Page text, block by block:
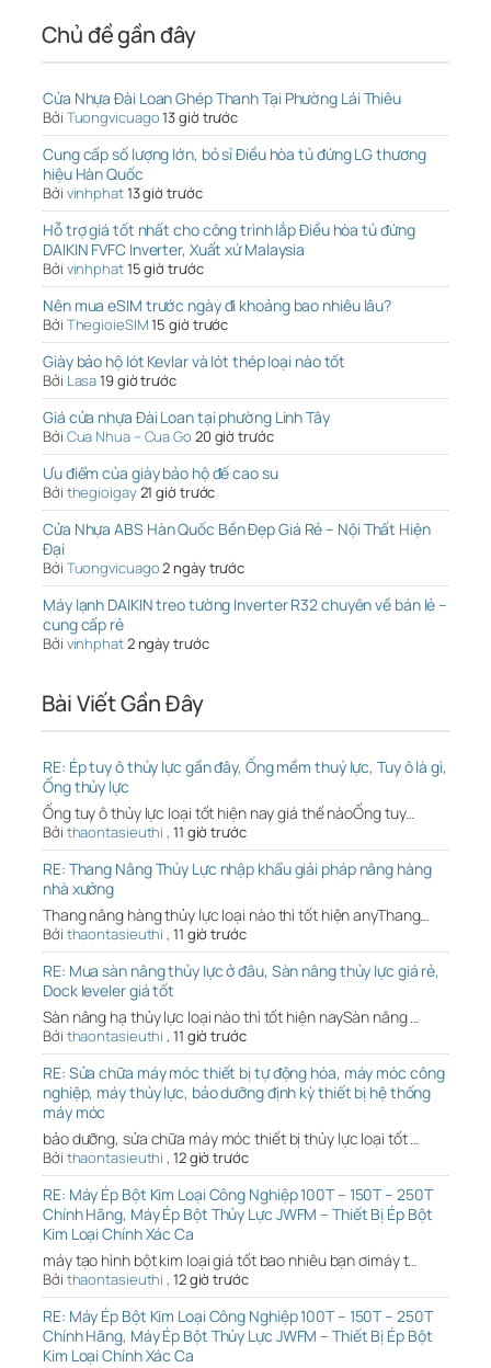
Chủ đề gần đây
Cửa Nhựa Đài Loan Ghép Thanh Tại Phường Lái Thiêu
Bởi Tuongvicuago13 giờ trước
Cung cấp số lượng lớn, bỏ sỉ Điều hòa tủ đứng LG thương
hiệu Hàn Quốc
Bởi vinhphat13 giờ trước
Hỗ trợ giá tốt nhất cho công trình lắp Điều hòa tủ đứng
DAIKIN FVFC Inverter, Xuất xứ Malaysia
Bởi vinhphat15 giờ trước
Nên mua eSIM trước ngày đi khoảng bao nhiêu lâu?
Bởi ThegioieSIM15 giờ trước
Giày bảo hộ lót Kevlar và lót thép loại nào tốt
Bởi Lasa19 giờ trước
Giá cửa nhựa Đài Loan tại phường Linh Tây
Bởi Cua Nhua – Cua Go 20 giờ trước
Ưu điểm của giày bảo hộ đế cao su
Bởi thegioigay21 giờ trước
Cửa Nhựa ABS Hàn Quốc Bền Đẹp Giá Rẻ – Nội Thất Hiện
Đại
Bởi Tuongvicuago2 ngày trước
Máy lạnh DAIKIN treo tường Inverter R32 chuyên về bán lẻ –
cung cấp rẻ
Bởi vinhphat2 ngày trước
Bài Viết Gần Đây
RE: Ép tuy ô thủy lực gần đây, Ống mềm thuỷ lực, Tuy ô là gì,
Ống thủy lực
Ống tuy ô thủy lực loại tốt hiện nay giá thế nàoỐng tuy…
Bởi thaontasieuthi , 11 giờ trước
RE: Thang Nâng Thủy Lực nhập khẩu giải pháp nâng hàng
nhà xưởng
Thang nâng hàng thủy lực loại nào thì tốt hiện anyThang…
Bởi thaontasieuthi , 11 giờ trước
RE: Mua sàn nâng thủy lực ở đâu, Sàn nâng thủy lực giá rẻ,
Dock leveler giá tốt
Sàn nâng hạ thủy lực loại nào thì tốt hiện naySàn nâng …
Bởi thaontasieuthi , 11 giờ trước
RE: Sửa chữa máy móc thiết bị tự động hóa, máy móc công
nghiệp, máy thủy lực, bảo dưỡng định kỳ thiết bị hệ thống
máy móc
bảo dưỡng, sửa chữa máy móc thiết bị thủy lực loại tốt …
Bởi thaontasieuthi , 12 giờ trước
RE: Máy Ép Bột Kim Loại Công Nghiệp 100T – 150T – 250T
Chính Hãng, Máy Ép Bột Thủy Lực JWFM – Thiết Bị Ép Bột
Kim Loại Chính Xác Ca
máy tạo hình bột kim loại giá tốt bao nhiêu bạn ơimáy t…
Bởi thaontasieuthi , 12 giờ trước
RE: Máy Ép Bột Kim Loại Công Nghiệp 100T – 150T – 250T
Chính Hãng, Máy Ép Bột Thủy Lực JWFM – Thiết Bị Ép Bột
Kim Loại Chính Xác Ca